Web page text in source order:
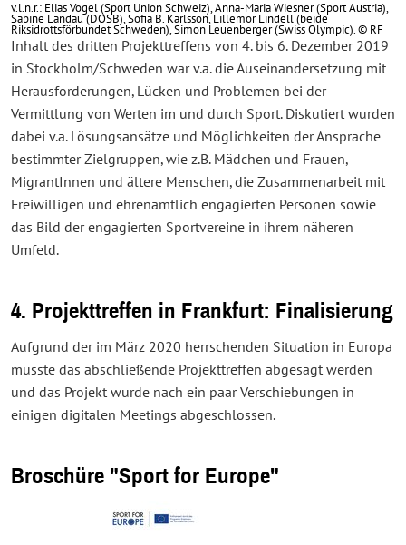
v.l.n.r.: Elias Vogel (Sport Union Schweiz), Anna-Maria Wiesner (Sport Austria),
Sabine Landau (DOSB), Sofia B. Karlsson, Lillemor Lindell (beide
Riksidrottsförbundet Schweden), Simon Leuenberger (Swiss Olympic). © RF
Inhalt des dritten Projekttreffens von 4. bis 6. Dezember 2019
in Stockholm/Schweden war v.a. die Auseinandersetzung mit
Herausforderungen, Lücken und Problemen bei der
Vermittlung von Werten im und durch Sport. Diskutiert wurden
dabei v.a. Lösungsansätze und Möglichkeiten der Ansprache
bestimmter Zielgruppen, wie z.B. Mädchen und Frauen,
MigrantInnen und ältere Menschen, die Zusammenarbeit mit
Freiwilligen und ehrenamtlich engagierten Personen sowie
das Bild der engagierten Sportvereine in ihrem näheren
Umfeld.
4. Projekttreffen in Frankfurt: Finalisierung
Aufgrund der im März 2020 herrschenden Situation in Europa
musste das abschließende Projekttreffen abgesagt werden
und das Projekt wurde nach ein paar Verschiebungen in
einigen digitalen Meetings abgeschlossen.
Broschüre "Sport for Europe"